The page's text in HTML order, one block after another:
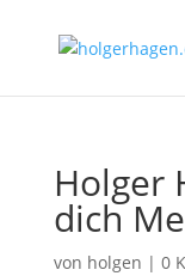
Holger
dich
von holgen | 0